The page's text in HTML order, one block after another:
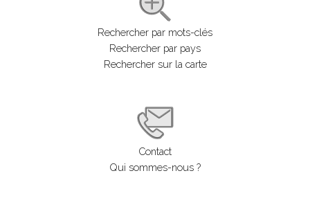
Rechercher par mots-clés
Rechercher par pays
Rechercher sur la carte
Contact
Qui sommes-nous ?